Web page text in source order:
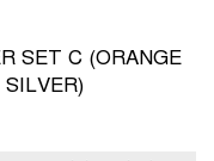
SET C (ORANGE
SILVER)